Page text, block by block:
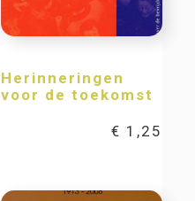
Herinneringen
voor de toekomst
€ 1,25